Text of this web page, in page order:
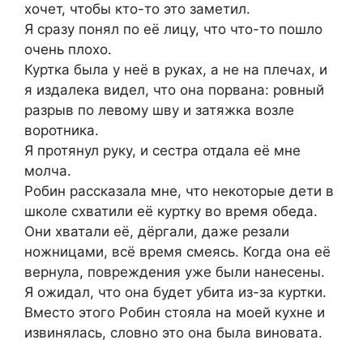
хочет, чтобы кто-то это заметил.
Я сразу понял по её лицу, что что-то пошло
очень плохо.
Куртка была у неё в руках, а не на плечах, и
я издалека видел, что она порвана: ровный
разрыв по левому шву и затяжка возле
воротника.
Я протянул руку, и сестра отдала её мне
молча.
Робин рассказала мне, что некоторые дети в
школе схватили её куртку во время обеда.
Они хватали её, дёргали, даже резали
ножницами, всё время смеясь. Когда она её
вернула, повреждения уже были нанесены.
Я ожидал, что она будет убита из-за куртки.
Вместо этого Робин стояла на моей кухне и
извинялась, словно это она была виновата.